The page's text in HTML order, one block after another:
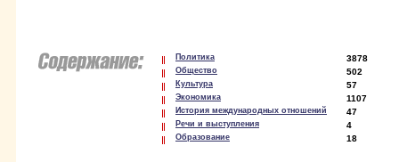
Политика 3878
Общество 502
Культура 57
Экономика 1107
История международных отношений 47
Речи и выступления 4
Образование 18